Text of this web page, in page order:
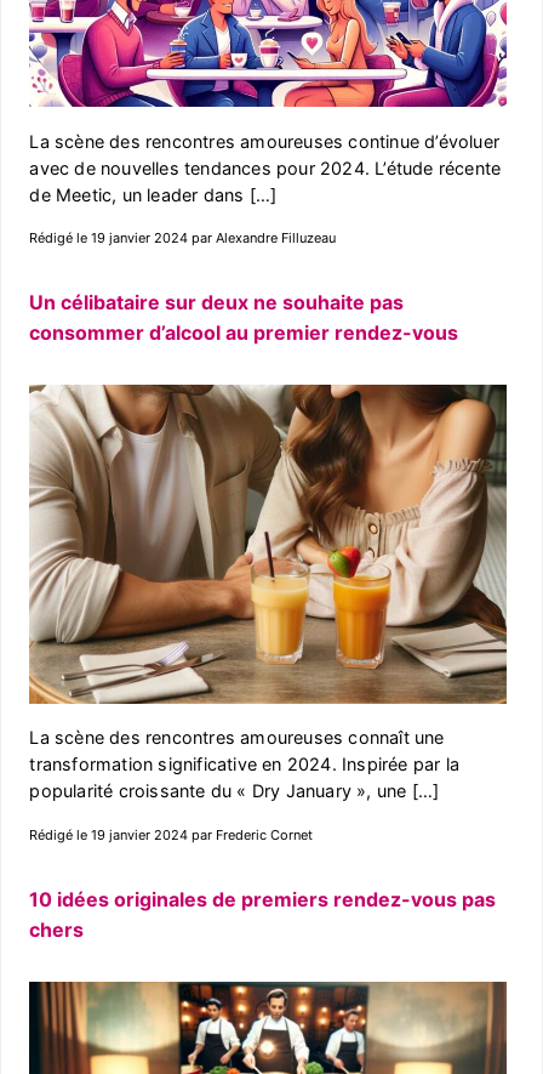
La scène des rencontres amoureuses continue d’évoluer
avec de nouvelles tendances pour 2024. L’étude récente
de Meetic, un leader dans […]
Rédigé le 19 janvier 2024 par Alexandre Filluzeau
Un célibataire sur deux ne souhaite pas
consommer d’alcool au premier rendez-vous
La scène des rencontres amoureuses connaît une
transformation significative en 2024. Inspirée par la
popularité croissante du « Dry January », une […]
Rédigé le 19 janvier 2024 par Frederic Cornet
10 idées originales de premiers rendez-vous pas
chers